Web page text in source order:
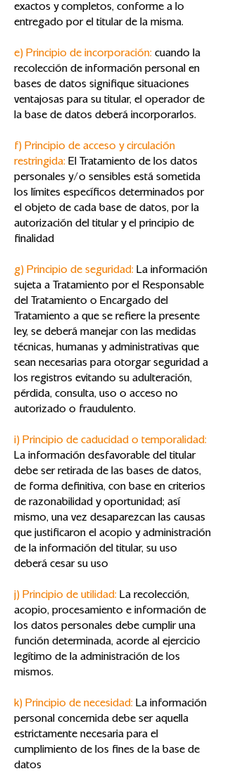
exactos y completos, conforme a lo
entregado por el titular de la misma.
e) Principio de incorporación: cuando la
recolección de información personal en
bases de datos signifique situaciones
ventajosas para su titular, el operador de
la base de datos deberá incorporarlos.
f) Principio de acceso y circulación
restringida: El Tratamiento de los datos
personales y/o sensibles está sometida
los límites específicos determinados por
el objeto de cada base de datos, por la
autorización del titular y el principio de
finalidad
g) Principio de seguridad: La información
sujeta a Tratamiento por el Responsable
del Tratamiento o Encargado del
Tratamiento a que se refiere la presente
ley, se deberá manejar con las medidas
técnicas, humanas y administrativas que
sean necesarias para otorgar seguridad a
los registros evitando su adulteración,
pérdida, consulta, uso o acceso no
autorizado o fraudulento.
i) Principio de caducidad o temporalidad:
La información desfavorable del titular
debe ser retirada de las bases de datos,
de forma definitiva, con base en criterios
de razonabilidad y oportunidad; así
mismo, una vez desaparezcan las causas
que justificaron el acopio y administración
de la información del titular, su uso
deberá cesar su uso
j) Principio de utilidad: La recolección,
acopio, procesamiento e información de
los datos personales debe cumplir una
función determinada, acorde al ejercicio
legítimo de la administración de los
mismos.
k) Principio de necesidad: La información
personal concernida debe ser aquella
estrictamente necesaria para el
cumplimiento de los fines de la base de
datos